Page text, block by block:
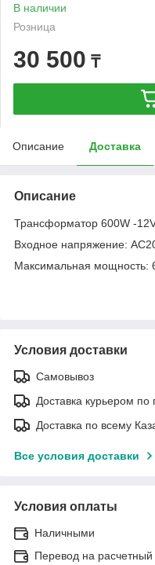
В наличии
Розница
30 500 ₸
Описание Доставка
Описание
Трансформатор 600W -
Входное напряжение:
Максимальная мощность:
Условия доставки
Самовывоз
Доставка курьером по
Доставка по всему
Все условия доставки
Условия оплаты
Наличными
Перевод на